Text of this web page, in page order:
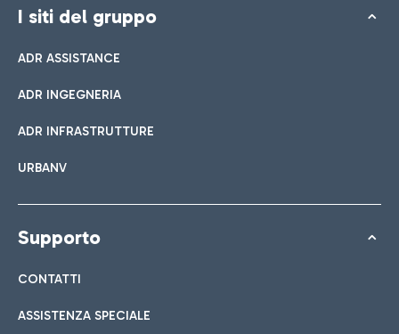
I siti del gruppo
ADR ASSISTANCE
ADR INGEGNERIA
ADR INFRASTRUTTURE
URBANV
Supporto
CONTATTI
ASSISTENZA SPECIALE